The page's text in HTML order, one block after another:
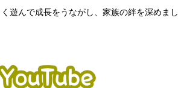
遊んで成長をうながし、家族の絆を深めま